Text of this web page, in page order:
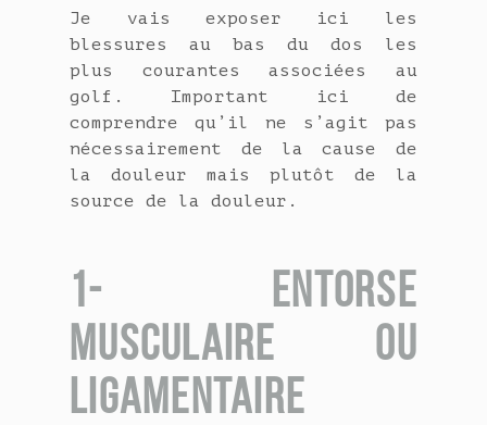
Je vais exposer ici les
blessures au bas du dos les
plus courantes associées au
golf. Important ici de
comprendre qu’il ne s’agit pas
nécessairement de la cause de
la douleur mais plutôt de la
source de la douleur.
1- ENTORSE
MUSCULAIRE OU
LIGAMENTAIRE